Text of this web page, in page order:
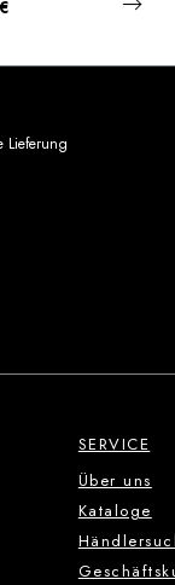
Lieferung
SERVICE
Über uns
Kataloge